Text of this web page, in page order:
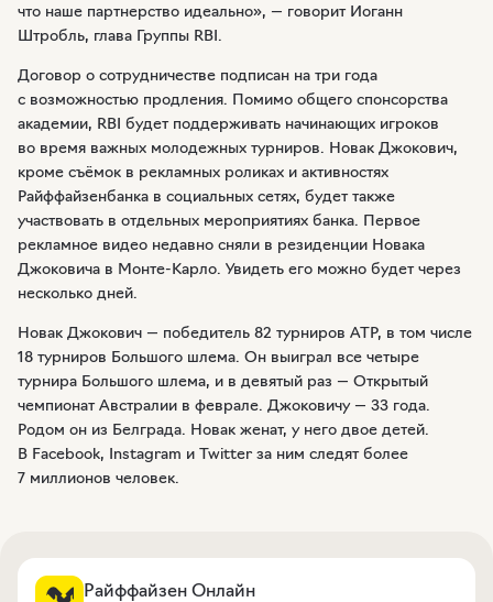
что наше партнерство идеально», — говорит Иоганн
Штробль, глава Группы RBI.
Договор о сотрудничестве подписан на три года
с возможностью продления. Помимо общего спонсорства
академии, RBI будет поддерживать начинающих игроков
во время важных молодежных турниров. Новак Джокович,
кроме съёмок в рекламных роликах и активностях
Райффайзенбанка в социальных сетях, будет также
участвовать в отдельных мероприятиях банка. Первое
рекламное видео недавно сняли в резиденции Новака
Джоковича в Монте-Карло. Увидеть его можно будет через
несколько дней.
Новак Джокович — победитель 82 турниров ATP, в том числе
18 турниров Большого шлема. Он выиграл все четыре
турнира Большого шлема, и в девятый раз — Открытый
чемпионат Австралии в феврале. Джоковичу — 33 года.
Родом он из Белграда. Новак женат, у него двое детей.
В Facebook, Instagram и Twitter за ним следят более
7 миллионов человек.
Райффайзен Онлайн